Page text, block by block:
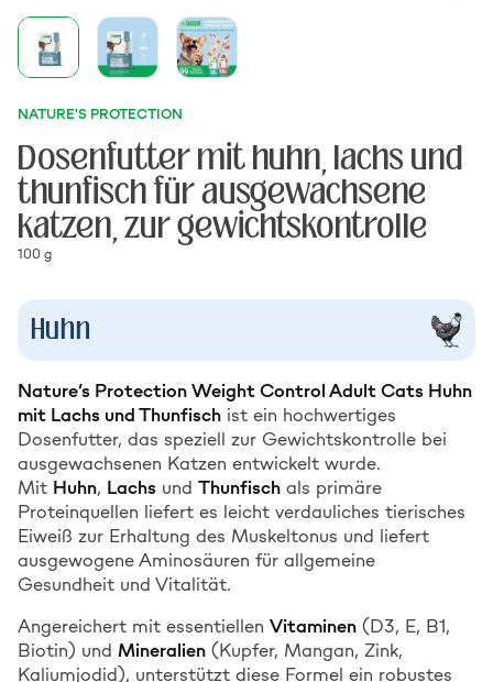
NATURE'S PROTECTION
Dosenfutter mit huhn, lachs und
thunfisch für ausgewachsene
katzen, zur gewichtskontrolle
100 g
Huhn
Nature’s Protection Weight Control Adult Cats Huhn
mit Lachs und Thunfisch ist ein hochwertiges
Dosenfutter, das speziell zur Gewichtskontrolle bei
ausgewachsenen Katzen entwickelt wurde.
Mit Huhn, Lachs und Thunfisch als primäre
Proteinquellen liefert es leicht verdauliches tierisches
Eiweiß zur Erhaltung des Muskeltonus und liefert
ausgewogene Aminosäuren für allgemeine
Gesundheit und Vitalität.
Angereichert mit essentiellen Vitaminen (D3, E, B1,
Biotin) und Mineralien (Kupfer, Mangan, Zink,
Kaliumjodid), unterstützt diese Formel ein robustes